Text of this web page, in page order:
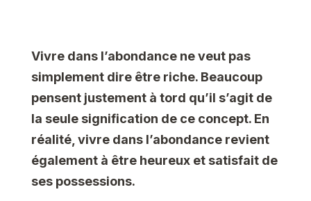
Vivre dans l’abondance ne veut pas
simplement dire être riche. Beaucoup
pensent justement à tord qu’il s’agit de
la seule signification de ce concept. En
réalité, vivre dans l’abondance revient
également à être heureux et satisfait de
ses possessions.